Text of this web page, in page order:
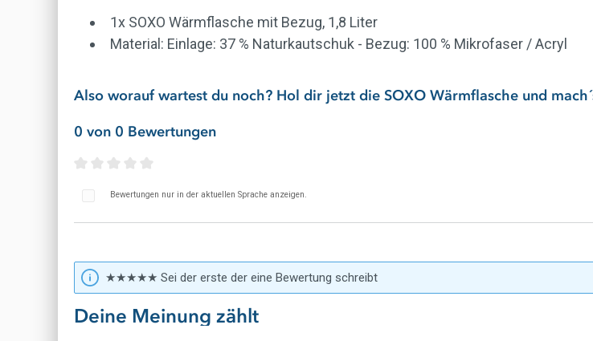
1x SOXO Wärmflasche mit Bezug, 1,8 Liter
Material: Einlage: 37 % Naturkautschuk - Bezug: 100 % Mikrofaser / Acryl
Also worauf wartest du noch? Hol dir jetzt die SOXO Wärmflasche und
0 von 0 Bewertungen
Durchschnittliche Bewertung von 0 von 5 Sternen
Bewertungen nur in der aktuellen Sprache anzeigen.
★★★★★ Sei der erste der eine Bewertung schreibt
Deine Meinung zählt